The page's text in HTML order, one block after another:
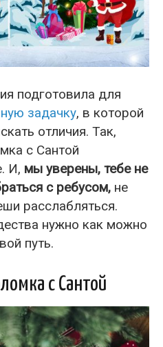
подготовила для
задачку, в которой
отличия. Так,
с Сантой
И, мы уверены, тебе не
с ребусом, не
расслабляться.
нужно как можно
путь.
с Сантой